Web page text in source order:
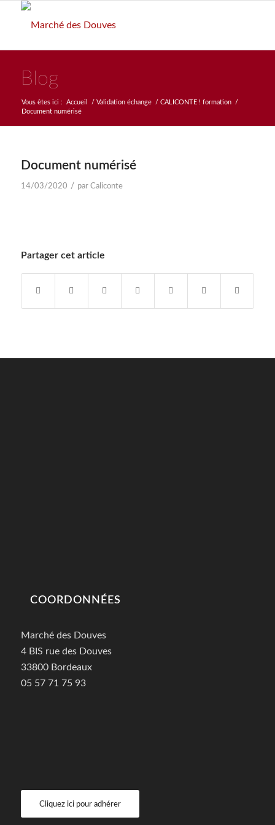
Blog
Vous êtes ici : Accueil / Validation échange / CALICONTE ! formation
/
Document numérisé
Document numérisé
14/03/2020 / par Caliconte
Partager cet article
COORDONNÉES
Marché des Douves
4 BIS rue des Douves
33800 Bordeaux
05 57 71 75 93
Cliquez ici pour adhérer